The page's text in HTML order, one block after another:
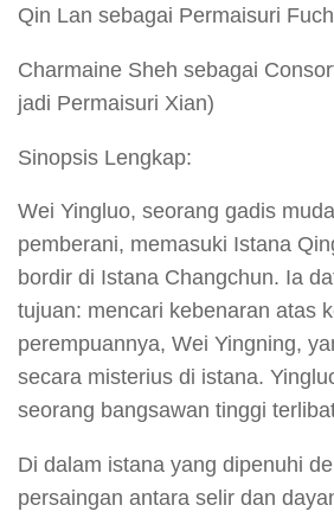
Qin Lan sebagai Permaisuri
Charmaine Sheh sebagai
jadi Permaisuri Xian)
Sinopsis Lengkap:
Wei Yingluo, seorang gadis
pemberani, memasuki Istana
bordir di Istana Changchun. Ia
tujuan: mencari kebenaran atas
perempuannya, Wei Yingning,
secara misterius di istana.
seorang bangsawan tinggi
Di dalam istana yang dipenuhi
persaingan antara selir dan